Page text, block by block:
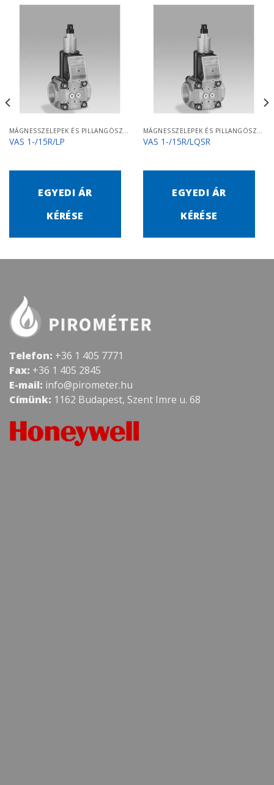
MÁGNESSZELEPEK ÉS PILLANGÓSZELEPEK
VAS 1-/15R/LP
EGYEDI ÁR
KÉRÉSE
MÁGNESSZELEPEK ÉS PILLANGÓSZELEPEK
VAS 1-/15R/LQSR
EGYEDI ÁR
KÉRÉSE
Telefon: +36 1 405 7771
Fax: +36 1 405 2845
E-mail: info@pirometer.hu
Címünk: 1162 Budapest, Szent Imre u. 68